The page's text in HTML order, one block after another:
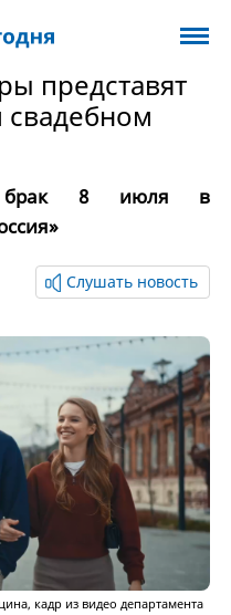
представят
свадебном
брак 8 июля в
Слушать новость
кадр из видео департамента